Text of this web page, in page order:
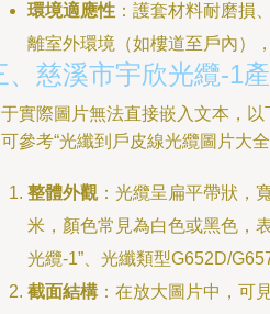
環境適應性 ：護套材料耐磨損
離室外環境（如樓道至戶內）
、慈溪市宇欣光纜-1
實際圖片無法直接嵌入文本，
參考“光纖到戶皮線光纜圖片大全
整體外觀：光纜呈扁平帶狀，
米，顏色常見為白色或黑色，
光纜-1”、光纖類型G652D/
截面結構 ：在放大圖片中，可